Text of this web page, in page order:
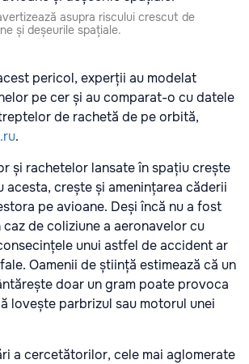
asupra riscului crescut de
și deșeurile spațiale.
pericol, experții au modelat
pe cer și au comparat-o cu datele
de rachetă de pe orbită,
.
și rachetelor lansate în spațiu crește
acesta, crește și amenințarea căderii
pe avioane. Deși încă nu a fost
de coliziune a aeronavelor cu
unui astfel de accident ar
Oamenii de știință estimează că un
doar un gram poate provoca
lovește parbrizul sau motorul unei
a cercetătorilor, cele mai aglomerate